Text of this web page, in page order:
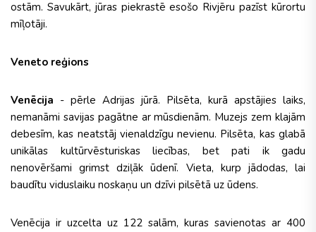
ostām. Savukārt, jūras piekrastē esošo Rivjēru pazīst kūrortu
mīļotāji.
Veneto reģions
Venēcija - pērle Adrijas jūrā. Pilsēta, kurā apstājies laiks,
nemanāmi savijas pagātne ar mūsdienām. Muzejs zem klajām
debesīm, kas neatstāj vienaldzīgu nevienu. Pilsēta, kas glabā
unikālas kultūrvēsturiskas liecības, bet pati ik gadu
nenovēršami grimst dziļāk ūdenī. Vieta, kurp jādodas, lai
baudītu viduslaiku noskaņu un dzīvi pilsētā uz ūdens.
Venēcija ir uzcelta uz 122 salām, kuras savienotas ar 400